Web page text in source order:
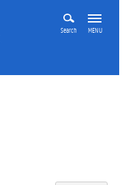
Search MENU